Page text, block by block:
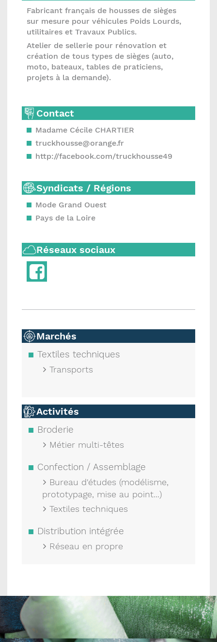
Fabricant français de housses de sièges
sur mesure pour véhicules Poids Lourds,
utilitaires et Travaux Publics.
Atelier de sellerie pour rénovation et
création de tous types de sièges (auto,
moto, bateaux, tables de praticiens,
projets à la demande).
Contact
Madame Cécile CHARTIER
truckhousse@orange.fr
http://facebook.com/truckhousse49
Syndicats / Régions
Mode Grand Ouest
Pays de la Loire
Réseaux sociaux
Marchés
Textiles techniques
Transports
Activités
Broderie
Métier multi-têtes
Confection / Assemblage
Bureau d'études (modélisme,
prototypage, mise au point...)
Textiles techniques
Distribution intégrée
Réseau en propre